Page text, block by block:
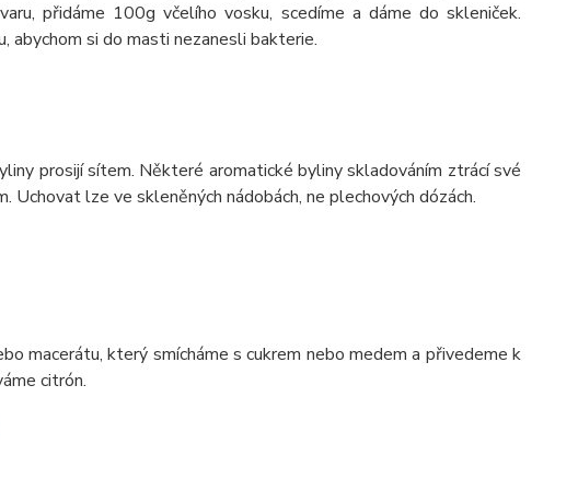
přidáme 100g včelího vosku, scedíme a dáme do skleniček.
abychom si do masti nezanesli bakterie.
prosijí sítem. Některé aromatické byliny skladováním ztrácí své
lze ve skleněných nádobách, ne plechových dózách.
macerátu, který smícháme s cukrem nebo medem a přivedeme k
citrón.